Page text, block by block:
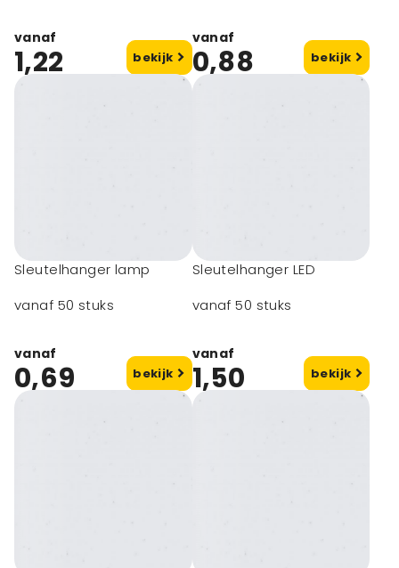
vanaf
1,22 bekijk
vanaf
0,88 bekijk
Sleutelhanger lamp
vanaf 50 stuks
vanaf
0,69 bekijk
Sleutelhanger LED
vanaf 50 stuks
vanaf
1,50 bekijk